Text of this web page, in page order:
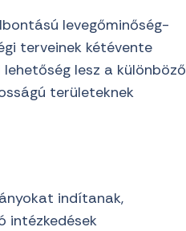
levegőminőség-
terveinek kétévente
lesz a különböző
területeknek
indítanak,
intézkedések